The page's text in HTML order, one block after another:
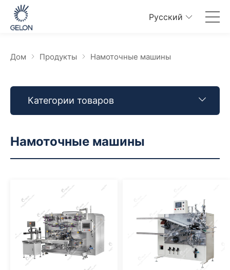
Pусский
Дом Продукты Намоточные машины
Категории товаров
Намоточные машины